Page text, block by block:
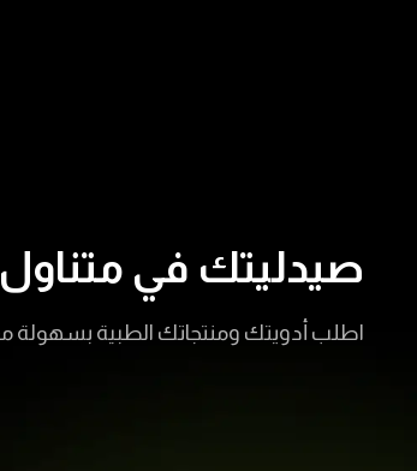
صيدليتك في
اطلب أدويتك ومنتجاتك الطبية بسهولة